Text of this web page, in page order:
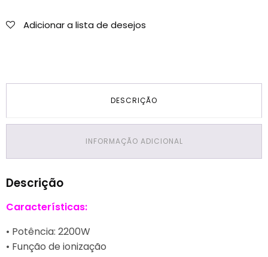
Adicionar a lista de desejos
DESCRIÇÃO
INFORMAÇÃO ADICIONAL
Descrição
Características:
• Potência: 2200W
• Função de ionização